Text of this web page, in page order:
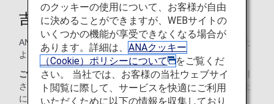
吉祥航空のコードシェアのご案内
ANAとのコードシェア便のサービスは以下のとおり運航会社
より提供されます。
ご注意コードシェア便は通例、運航会社の規約や条件が適用
されます。詳細については、ご予約時、もしくは各運航会社
に直接お問い合わせください。
のクッキーの使用について、お客様が自由
に決めることができますが、WEBサイトの
いくつかの機能が享受できなくなる場合が
あります。詳細は、 ANAクッキー
（Cookie）ポリシーについて
をご覧くだ
さい。 当社では、お客様の当社ウェブサイ
ト閲覧に際して、サービスを快適にご利用
いただくために以下の情報を収集しており